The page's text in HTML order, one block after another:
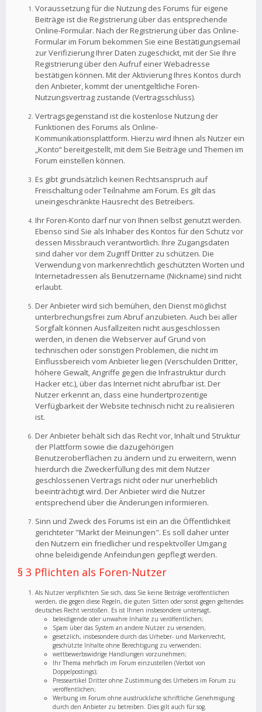
Voraussetzung für die Nutzung des Forums für eigene
Beiträge ist die Registrierung über das entsprechende
Online-Formular. Nach der Registrierung über das Online-
Formular im Forum bekommen Sie eine Bestätigungsemail
zur Verifizierung Ihrer Daten zugeschickt, mit der Sie Ihre
Registrierung über den Aufruf einer Webadresse
bestätigen können. Mit der Aktivierung Ihres Kontos durch
den Anbieter, kommt der unentgeltliche Foren-
Nutzungsvertrag zustande (Vertragsschluss).
Vertragsgegenstand ist die kostenlose Nutzung der
Funktionen des Forums als Online-
Kommunikationsplattform. Hierzu wird Ihnen als Nutzer ein
„Konto“ bereitgestellt, mit dem Sie Beiträge und Themen im
Forum einstellen können.
Es gibt grundsätzlich keinen Rechtsanspruch auf
Freischaltung oder Teilnahme am Forum. Es gilt das
uneingeschränkte Hausrecht des Betreibers.
Ihr Foren-Konto darf nur von Ihnen selbst genutzt werden.
Ebenso sind Sie als Inhaber des Kontos für den Schutz vor
dessen Missbrauch verantwortlich. Ihre Zugangsdaten
sind daher vor dem Zugriff Dritter zu schützen. Die
Verwendung von markenrechtlich geschützten Worten und
Internetadressen als Benutzername (Nickname) sind nicht
erlaubt.
Der Anbieter wird sich bemühen, den Dienst möglichst
unterbrechungsfrei zum Abruf anzubieten. Auch bei aller
Sorgfalt können Ausfallzeiten nicht ausgeschlossen
werden, in denen die Webserver auf Grund von
technischen oder sonstigen Problemen, die nicht im
Einflussbereich vom Anbieter liegen (Verschulden Dritter,
höhere Gewalt, Angriffe gegen die Infrastruktur durch
Hacker etc.), über das Internet nicht abrufbar ist. Der
Nutzer erkennt an, dass eine hundertprozentige
Verfügbarkeit der Website technisch nicht zu realisieren
ist.
Der Anbieter behält sich das Recht vor, Inhalt und Struktur
der Plattform sowie die dazugehörigen
Benutzeroberflächen zu ändern und zu erweitern, wenn
hierdurch die Zweckerfüllung des mit dem Nutzer
geschlossenen Vertrags nicht oder nur unerheblich
beeinträchtigt wird. Der Anbieter wird die Nutzer
entsprechend über die Änderungen informieren.
Sinn und Zweck des Forums ist ein an die Öffentlichkeit
gerichteter "Markt der Meinungen". Es soll daher unter
den Nutzern ein friedlicher und respektvoller Umgang
ohne beleidigende Anfeindungen gepflegt werden.
§ 3 Pflichten als Foren-Nutzer
Als Nutzer verpflichten Sie sich, dass Sie keine Beiträge veröffentlichen
werden, die gegen diese Regeln, die guten Sitten oder sonst gegen geltendes
deutsches Recht verstoßen. Es ist Ihnen insbesondere untersagt,
beleidigende oder unwahre Inhalte zu veröffentlichen;
Spam über das System an andere Nutzer zu versenden;
gesetzlich, insbesondere durch das Urheber- und Markenrecht,
geschützte Inhalte ohne Berechtigung zu verwenden;
wettbewerbswidrige Handlungen vorzunehmen;
Ihr Thema mehrfach im Forum einzustellen (Verbot von
Doppelpostings);
Presseartikel Dritter ohne Zustimmung des Urhebers im Forum zu
veröffentlichen;
Werbung im Forum ohne ausdrückliche schriftliche Genehmigung
durch den Anbieter zu betreiben. Dies gilt auch für sog.